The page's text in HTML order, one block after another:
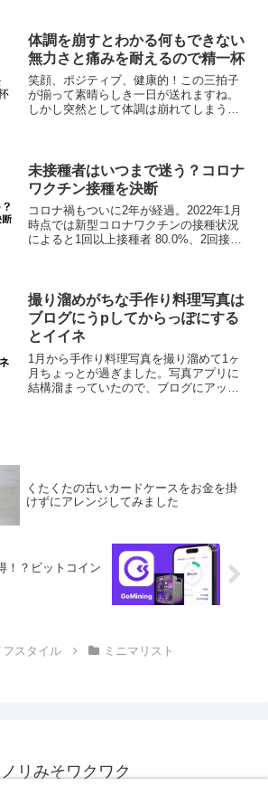
体調を崩すとわかる何もできない
無力さと痛みを耐えるので精一杯
笑顔、ポジティブ、健康的！この三拍子
が揃って素晴らしき一日が送れますね。
しかし突然として体調は崩れてしまうも
っ張られ感にも似た頭痛...
未接種者はいつまで迷う？コロナ
ワクチン接種を決断
コロナ禍もついに2年が経過。2022年1月
時点では新型コロナワクチンの接種状況
によると1回以上接種者 80.0%、2回接種
撮り溜めがちな手作り料理写真は
ブログにうpしてからっぽにする
とイイネ
1月から手作り料理写真を撮り溜めて1ヶ
月ちょっとが過ぎました。写真アプリに
結構溜まっていたので、ブログにアップ
くたくたの古いカードケースをお金を掛
けずにアレンジしてみました
！？ビットコイン
フスタイル ミニマリスト
ノリみそワクワク